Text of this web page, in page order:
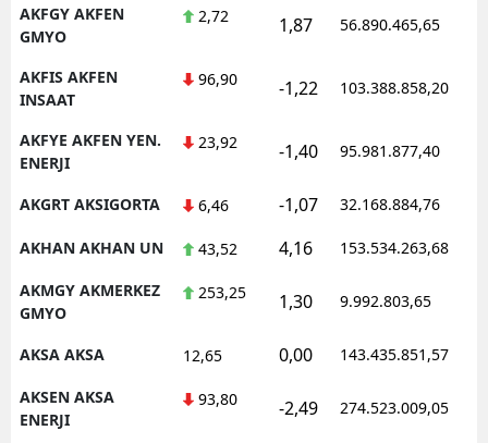
AKFGY AKFEN
GMYO
2,72 1,87 56.890.465,65
AKFIS AKFEN
INSAAT
96,90 -1,22 103.388.858,20
AKFYE AKFEN YEN.
ENERJI
23,92 -1,40 95.981.877,40
AKGRT AKSIGORTA 6,46 -1,07 32.168.884,76
AKHAN AKHAN UN 43,52 4,16 153.534.263,68
AKMGY AKMERKEZ
GMYO
253,25 1,30 9.992.803,65
AKSA AKSA 12,65 0,00 143.435.851,57
AKSEN AKSA
ENERJI
93,80 -2,49 274.523.009,05